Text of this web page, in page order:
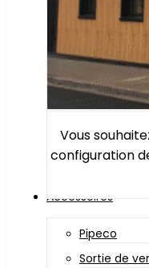
Vous
configuration
Accessoires
Pipeco
Sortie de